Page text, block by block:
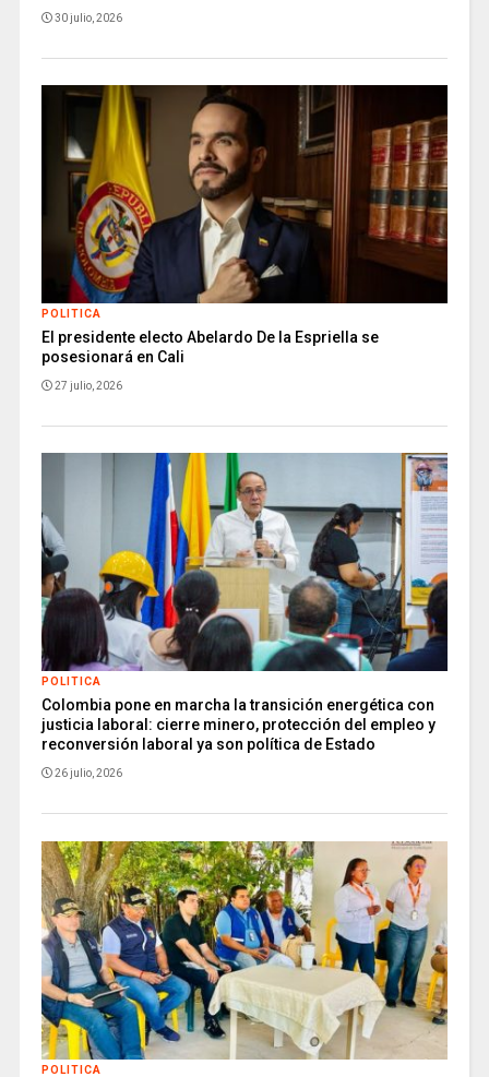
30 julio, 2026
POLITICA
El presidente electo Abelardo De la Espriella se
posesionará en Cali
27 julio, 2026
POLITICA
Colombia pone en marcha la transición energética con
justicia laboral: cierre minero, protección del empleo y
reconversión laboral ya son política de Estado
26 julio, 2026
POLITICA